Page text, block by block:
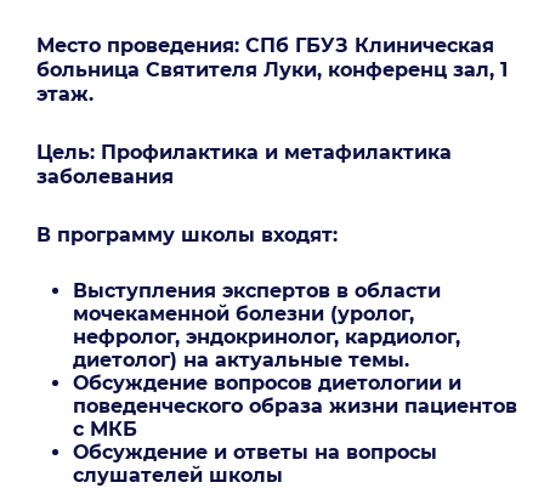
Место проведения: СПб ГБУЗ Клиническая
больница Святителя Луки, конференц зал, 1
этаж.
Цель: Профилактика и метафилактика
заболевания
В программу школы входят:
Выступления экспертов в области
мочекаменной болезни (уролог,
нефролог, эндокринолог, кардиолог,
диетолог) на актуальные темы.
Обсуждение вопросов диетологии и
поведенческого образа жизни пациентов
с МКБ
Обсуждение и ответы на вопросы
слушателей школы